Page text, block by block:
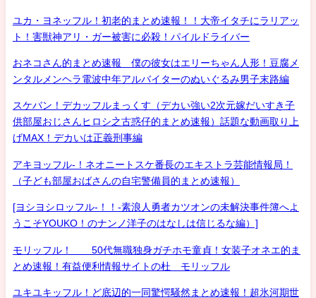
ユカ・ヨネッフル！初老的まとめ速報！！大帝イタチにラリアッ
ト！害獣神アリ・ガー被害に必殺！パイルドライバー
おネコさん的まとめ速報 僕の彼女はエリーちゃん人形！豆腐メ
ンタルメンヘラ電波中年アルバイターのぬいぐるみ男子末路編
スケバン！デカッフルまっくす（デカい強い2次元嫁だいすき子
供部屋おじさんヒロシ之古惑仔的まとめ速報）話題な動画取り上
げMAX！デカいは正義刑事編
アキヨッフル-！ネオニートスケ番長のエキストラ芸能情報局！
（子ども部屋おばさんの自宅警備員的まとめ速報）
[ヨシヨシロッフル-！！-素浪人勇者カツオンの未解決事件簿へよ
うこそYOUKO！のナンノ洋子のはなしは信じるな編）]
モリッフル！ 50代無職独身ガチホモ童貞！女装子オネエ的ま
とめ速報！有益便利情報サイトの杜 モリッフル
ユキユキッフル！ど底辺的一同驚愕騒然まとめ速報！超氷河期世